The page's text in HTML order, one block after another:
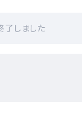
しました